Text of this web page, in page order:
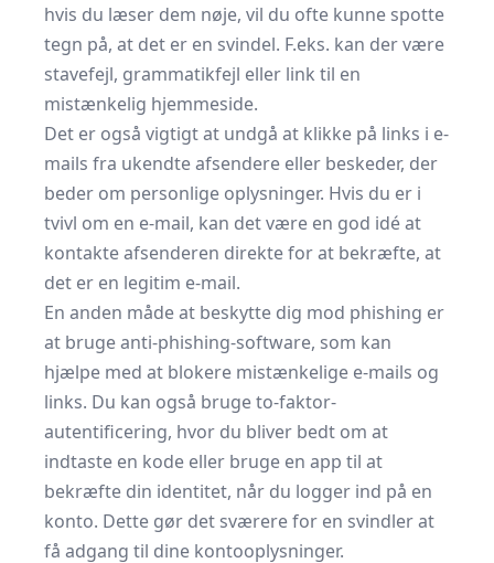
hvis du læser dem nøje, vil du ofte kunne spotte
tegn på, at det er en svindel. F.eks. kan der være
stavefejl, grammatikfejl eller link til en
mistænkelig hjemmeside.
Det er også vigtigt at undgå at klikke på links i e-
mails fra ukendte afsendere eller beskeder, der
beder om personlige oplysninger. Hvis du er i
tvivl om en e-mail, kan det være en god idé at
kontakte afsenderen direkte for at bekræfte, at
det er en legitim e-mail.
En anden måde at beskytte dig mod phishing er
at bruge anti-phishing-software, som kan
hjælpe med at blokere mistænkelige e-mails og
links. Du kan også bruge to-faktor-
autentificering, hvor du bliver bedt om at
indtaste en kode eller bruge en app til at
bekræfte din identitet, når du logger ind på en
konto. Dette gør det sværere for en svindler at
få adgang til dine kontooplysninger.